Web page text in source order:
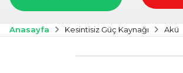
Anasayfa Kesintisiz Güç Kaynağı Akü